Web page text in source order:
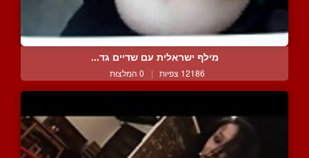
מילף ישראלית עם שדיים גד...
12186 צפיות | 0 המלצות